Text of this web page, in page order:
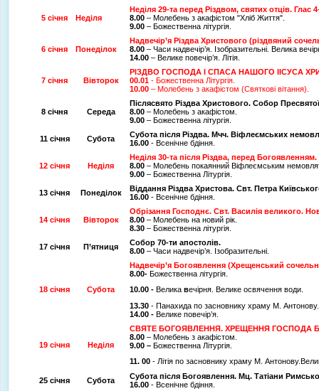
5 січня Неділя
Неділя 29-та перед Різдвом, святих отців. Глас
8.00 – Молебень з акафістом "Хліб Життя"
9.00 – Божественна літургія.
6 січня Понеділок
Надвечір’я Різдва Христового (різдвяний
8.00 – Часи надвечір’я. Ізобразительні. Велика
14.00 – Велике повечір’я. Літія.
7 січня Вівторок
РІЗДВО ГОСПОДА І СПАСА НАШОГО ІІСУСА
00.01 - Божественна Літургія.
10.00 – Молебень з акафістом (Святкові вітання).
8 січня Середа
Післясвято Різдва Христового. Собор
8.00 – Молебень з акафістом.
9.00 – Божественна літургія.
11 січня Субота
Субота після Різдва. Мчч. Віфлеємських
16.00 - Всенічне бдіння.
12 січня Неділя
Неділя 30-та після Різдва, перед Богоявленням.
8.00 – Молебень покаянний Віфлеємським
9.00 – Божественна Літургія.
13 січня Понеділок
Віддання Різдва Христова. Свт. Петра
16.00 - Всенічне бдіння.
14 січня Вівторок
Обрізання Господнє. Свт. Василія великого.
8.00 – Молебень на новий рік.
8.30 – Божественна літургія.
17 січня П’ятниця
Собор 70-ти апостолів.
8.00 – Часи надвечір’я. Ізобразительні.
18 січня Субота
Надвечір’я Богоявлення (Хрещенський
8.00- Божественна літургія.
10.00 - Велика вечірня.
Велике освячення води.
13.30 - Панахида по засновнику храму М. Антонову.
14.00 - Велике повечір’я.
19 січня Неділя
СВЯТЕ БОГОЯВЛЕННЯ. ХРЕЩЕННЯ ГОСПОДА
8.00 – Молебень з акафістом.
9.00 – Божественна Літургія.
11. 00 - Літія по засновнику храму М.
25 січня Субота
Субота після Богоявлення. Мц. Татіани
16.00 - Всенічне бдіння.